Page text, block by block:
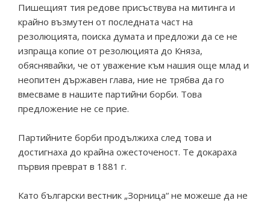
Пишещият тия редове присъствува на митинга и
крайно възмутен от последната част на
резолюцията, поиска думата и предложи да се не
изпраща копие от резолюцията до Княза,
обяснявайки, че от уважение към нашия още млад и
неопитен държавен глава, ние не трябва да го
вмесваме в нашите партийни борби. Това
предложение не се прие.
Партийните борби продължиха след това и
достигнаха до крайна ожесточеност. Те докараха
първия преврат в 1881 г.
Като български вестник „Зорница“ не можеше да не